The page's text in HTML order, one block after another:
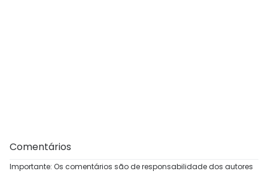
Comentários
Importante: Os comentários são de responsabilidade dos autores